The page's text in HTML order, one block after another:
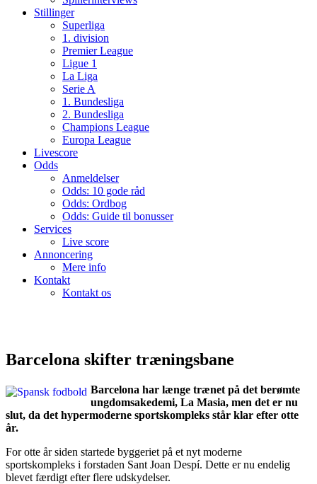
Stillinger
Superliga
1. division
Premier League
Ligue 1
La Liga
Serie A
1. Bundesliga
2. Bundesliga
Champions League
Europa League
Livescore
Odds
Anmeldelser
Odds: 10 gode råd
Odds: Ordbog
Odds: Guide til bonusser
Services
Live score
Annoncering
Mere info
Kontakt
Kontakt os
Barcelona skifter træningsbane
Barcelona har længe trænet på det berømte
ungdomsakedemi, La Masia, men det er nu
slut, da det hypermoderne sportskompleks står klar efter otte
år.
For otte år siden startede byggeriet på et nyt moderne
sportskompleks i forstaden Sant Joan Despí. Dette er nu endelig
blevet færdigt efter flere udskydelser.